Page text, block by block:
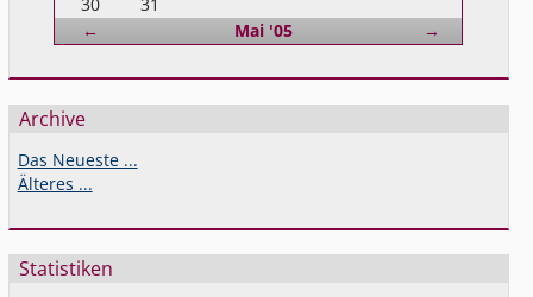
← Mai '05 Vorwärts
→
Archive
Das Neueste ...
Älteres ...
Statistiken